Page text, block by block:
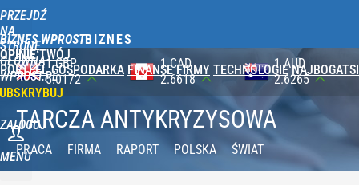
PRZEJDŹ
NA
STRONĘ
GŁÓWNĄ
WPROST.PL
BIZNES WPROST
OPINIE TWÓJ
PORTFEL GOSPODARKA FINANSE FIRMY TECHNOLOGIE NAJBOGATSI
ZALOGUJ
MENU
1 CAD
2.6618
1 AUD
2.6265
100 JPY
2.3565
TARCZA ANTYKRYZYSOWA
PRACA FIRMA RAPORT POLSKA ŚWIAT